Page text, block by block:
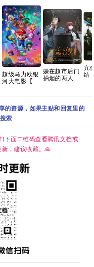
超级马力欧银
河大电影【4K
｜国英双语】
马！全球票房
第一🏆 夸克
躲在超市后门
抽烟的两人
亢
结
季
胜
的资源，如果主贴和回复里的
索
下面二维码查看腾讯文档或
，建议收藏。🙏